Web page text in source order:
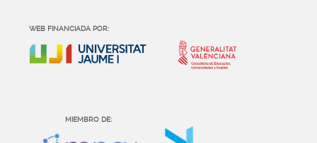
WEB FINANCIADA POR:
MIEMBRO DE: